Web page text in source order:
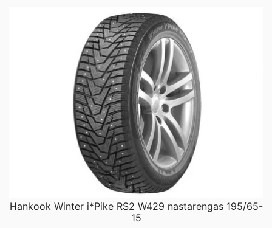
Hankook Winter i*Pike RS2 W429 nastarengas 195/65-
15